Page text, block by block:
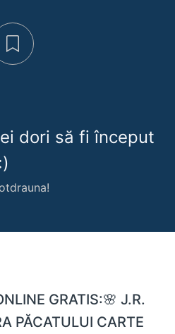
dori să fi început
GRATIS:🌸 J.R.
CARTE